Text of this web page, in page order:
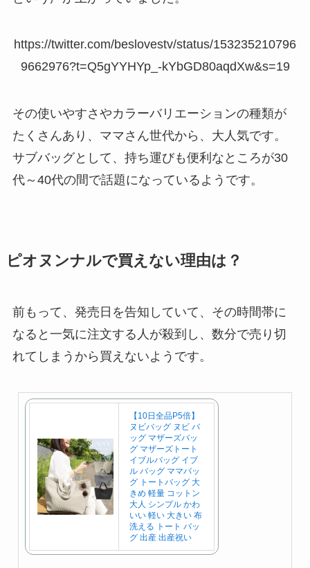
https://twitter.com/beslovestv/status/153235210796
9662976?t=Q5gYYHYp_-kYbGD80aqdXw&s=19
その使いやすさやカラーバリエーションの種類が
たくさんあり、ママさん世代から、大人気です。
サブバッグとして、持ち運びも便利なところが30
代～40代の間で話題になっているようです。
ピオヌンナルで買えない理由は？
前もって、発売日を告知していて、その時間帯に
なると一気に注文する人が殺到し、数分で売り切
れてしまうから買えないようです。
【10日全品P5倍】
ヌビバッグ ヌビ バ
ッグ マザーズバッ
グ マザーズトート
イブルバッグ イブ
ル バッグ ママバッ
グ トートバッグ 大
きめ 軽量 コットン
大人 シンプル かわ
いい 軽い 大きい 布
洗える トート バッ
グ 出産 出産祝い